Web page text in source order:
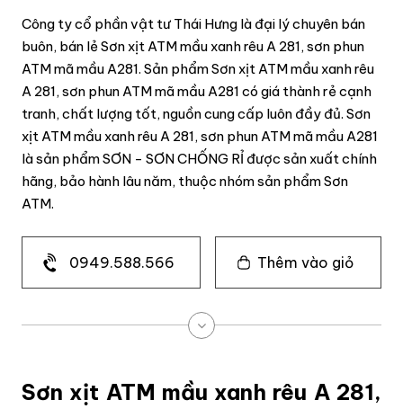
Công ty cổ phần vật tư Thái Hưng là đại lý chuyên bán
buôn, bán lẻ Sơn xịt ATM mầu xanh rêu A 281, sơn phun
ATM mã mầu A281. Sản phẩm Sơn xịt ATM mầu xanh rêu
A 281, sơn phun ATM mã mầu A281 có giá thành rẻ cạnh
tranh, chất lượng tốt, nguồn cung cấp luôn đầy đủ. Sơn
xịt ATM mầu xanh rêu A 281, sơn phun ATM mã mầu A281
là sản phẩm SƠN - SƠN CHỐNG RỈ được sản xuất chính
hãng, bảo hành lâu năm, thuộc nhóm sản phẩm Sơn
ATM.
0949.588.566 Thêm vào giỏ
Sơn xịt ATM mầu xanh rêu A 281,